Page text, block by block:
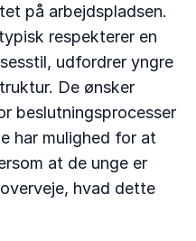
på arbejdspladsen.
respekterer en
udfordrer yngre
De ønsker
beslutningsprocesser
har mulighed for at
at de unge er
hvad dette